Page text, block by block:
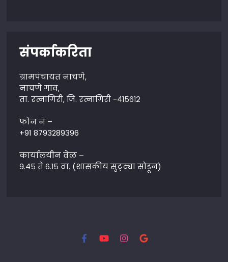
संपर्काकरिता
ग्रामपंचायत नाचणे,
नाचणे गाव,
ता. रत्नागिरी, जि. रत्नागिरी -४१५६१२
फोन नं –
+91 8793289396
कार्यालयीन वेळ –
९.४५ ते ६.१५ वा. (शासकीय सुट्ट्या सोडून)